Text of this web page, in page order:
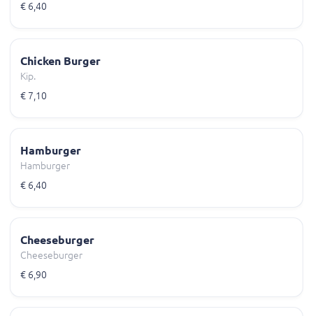
€ 6,40
Chicken Burger
Kip.
€ 7,10
Hamburger
Hamburger
€ 6,40
Cheeseburger
Cheeseburger
€ 6,90